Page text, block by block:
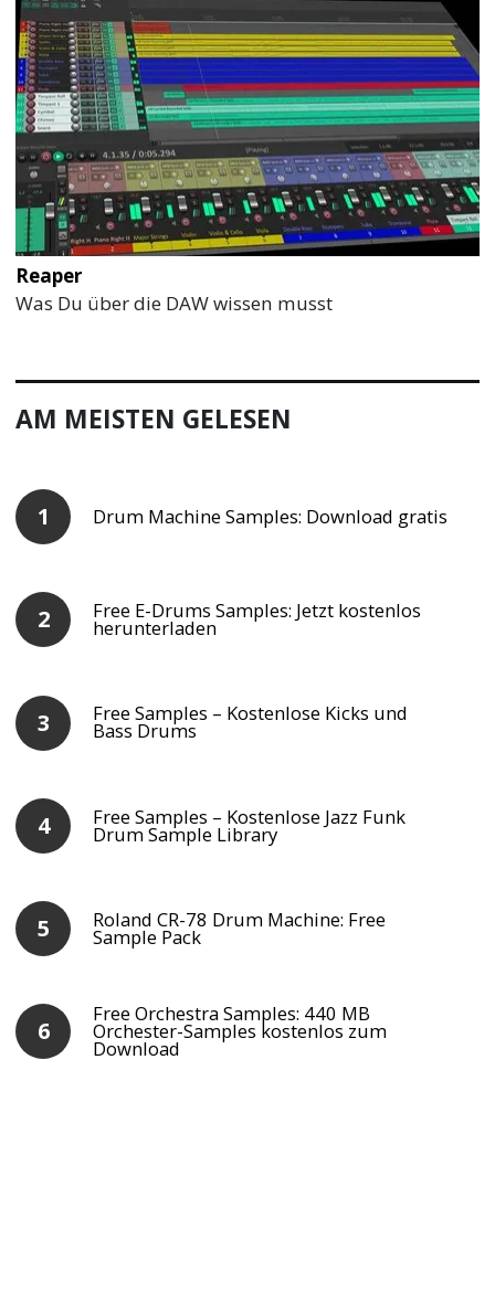
Reaper
Was Du über die DAW wissen musst
AM MEISTEN GELESEN
Drum Machine Samples: Download gratis
Free E-Drums Samples: Jetzt kostenlos
herunterladen
Free Samples – Kostenlose Kicks und
Bass Drums
Free Samples – Kostenlose Jazz Funk
Drum Sample Library
Roland CR-78 Drum Machine: Free
Sample Pack
Free Orchestra Samples: 440 MB
Orchester-Samples kostenlos zum
Download